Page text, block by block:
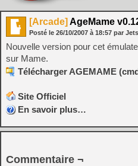
[Arcade] AgeMame
Posté le 26/10/2007 à 18:57 par Jets
Nouvelle version pour cet
sur Mame.
Télécharger AGEMAME
Site Officiel
En savoir plus…
Commentaire ¬